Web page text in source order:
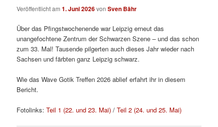
Veröffentlicht am1. Juni 2026vonSven Bähr
Über das Pfingstwochenende war Leipzig erneut das
unangefochtene Zentrum der Schwarzen Szene – und das schon
zum 33. Mal! Tausende pilgerten auch dieses Jahr wieder nach
Sachsen und färbten ganz Leipzig schwarz.
Wie das Wave Gotik Treffen 2026 ablief erfahrt ihr in diesem
Bericht.
Fotolinks:Teil 1 (22. und 23. Mai) /Teil 2 (24. und 25. Mai)